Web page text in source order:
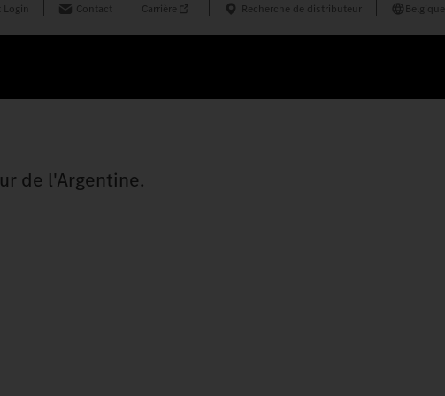
Contact Carrière Recherche de distributeur Belgique
de l'Argentine.